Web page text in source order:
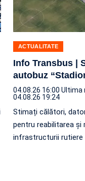
ACTUALITATE
Info Transbus |
autobuz
04.08.26 16:00 Ultima
04.08.26 19:24
Stimați călători,
pentru reabilitarea și
infrastructurii rutiere